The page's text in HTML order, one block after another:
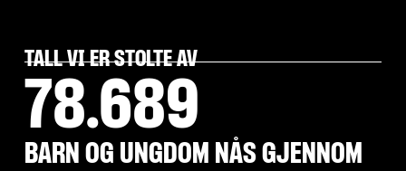
TALL VI ER STOLTE AV
78.689
BARN OG UNGDOM NÅS GJENNOM